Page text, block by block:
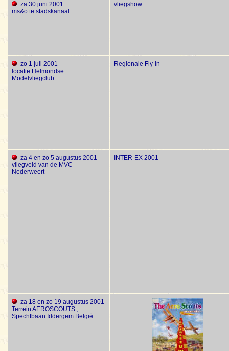
za 30 juni 2001
ms&o te stadskanaal
vliegshow
zo 1 juli 2001
locatie Helmondse
Modelvliegclub
Regionale Fly-In
za 4 en zo 5 augustus 2001
vliegveld van de MVC
Nederweert
INTER-EX 2001
za 18 en zo 19 augustus 2001
Terrein AEROSCOUTS ,
Spechtbaan Iddergem België